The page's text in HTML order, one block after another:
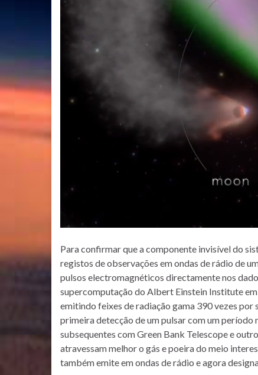
Para confirmar que a componente invisível do
registos de observações em ondas de rádio de
pulsos electromagnéticos directamente nos
supercomputação do Albert Einstein Institute
emitindo feixes de radiação gama 390 vezes por
primeira detecção de um pulsar com um período
subsequentes com Green Bank Telescope e
atravessam melhor o gás e poeira do meio
também emite em ondas de rádio e agora